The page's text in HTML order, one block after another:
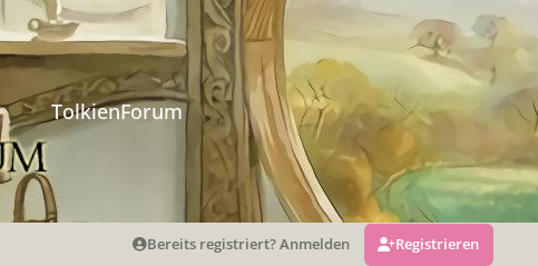
TolkienForum
Bereits registriert? Anmelden Registrieren